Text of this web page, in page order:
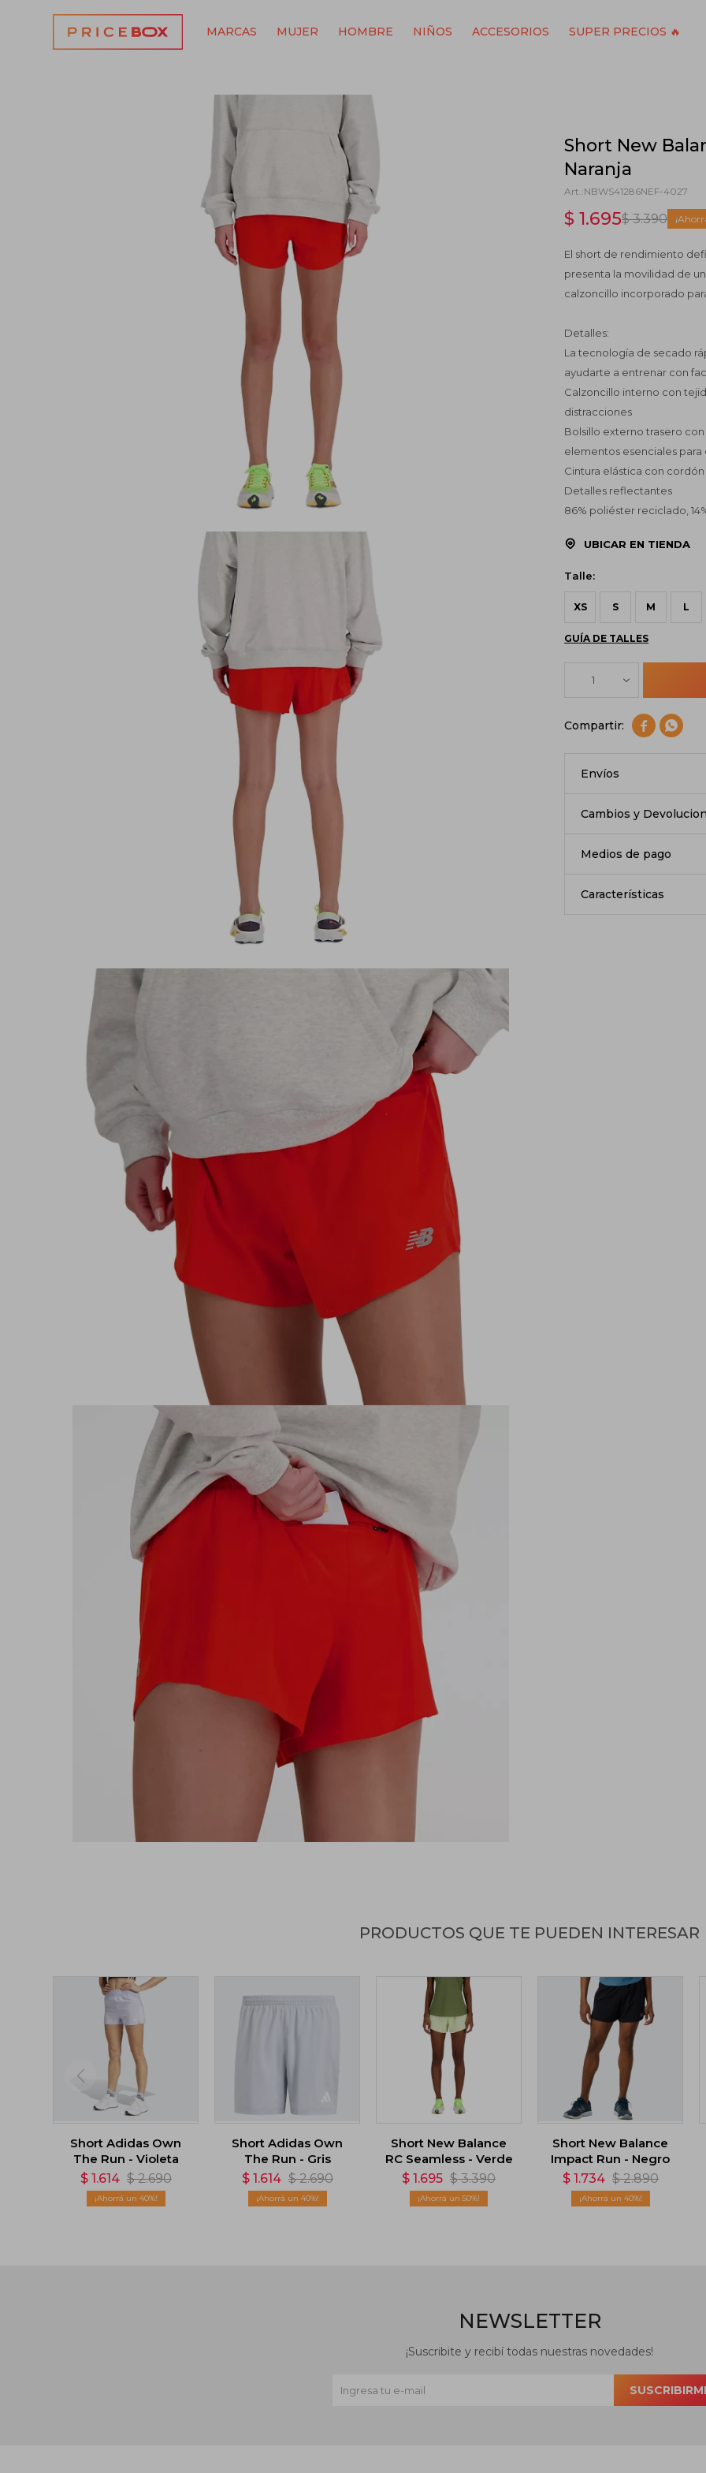
MARCAS MUJER HOMBRE NIÑOS ACCESORIOS SUPER PRECIOS 🔥
Short New
Naranja
NBWS41286NEF-4027
$ 1.695$ 3.390
El short de rendimiento
presenta la movilidad de
calzoncillo incorporado
Detalles:
La tecnología de secado
ayudarte a entrenar con
Calzoncillo interno con
distracciones
Bolsillo externo trasero
elementos esenciales para
Cintura elástica con
Detalles reflectantes
86% poliéster reciclado,
UBICAR EN TIENDA
Talle:
XS S M L
GUÍA DE TALLES
1
 
Envíos
Cambios y
Medios de pago
Características
PRODUCTOS QUE TE PUEDEN INTERESAR
Short Adidas Own
The Run - Violeta
$ 1.614 $ 2.690
40
Short Adidas Own
The Run - Gris
$ 1.614 $ 2.690
40
Short New Balance
RC Seamless - Verde
$ 1.695 $ 3.390
50
Short New Balance
Impact Run - Negro
$ 1.734 $ 2.890
40
NEWSLETTER
¡Suscribite y recibí todas nuestras novedades!